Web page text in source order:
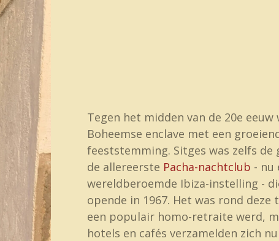
Tegen het midden van de 20e eeuw
Boheemse enclave met een
feeststemming. Sitges was zelfs
de allereerste Pacha-nachtclub - nu
wereldberoemde Ibiza-instelling -
opende in 1967. Het was rond
een populair homo-retraite werd,
hotels en cafés verzamelden zich